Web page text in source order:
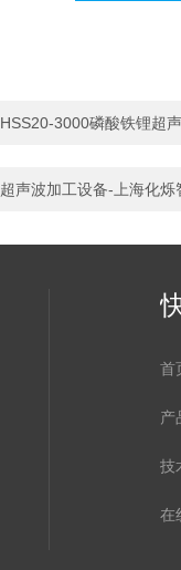
HSS20-3000磷酸铁锂超
超声波加工设备-上海化烁
首
产
技
在